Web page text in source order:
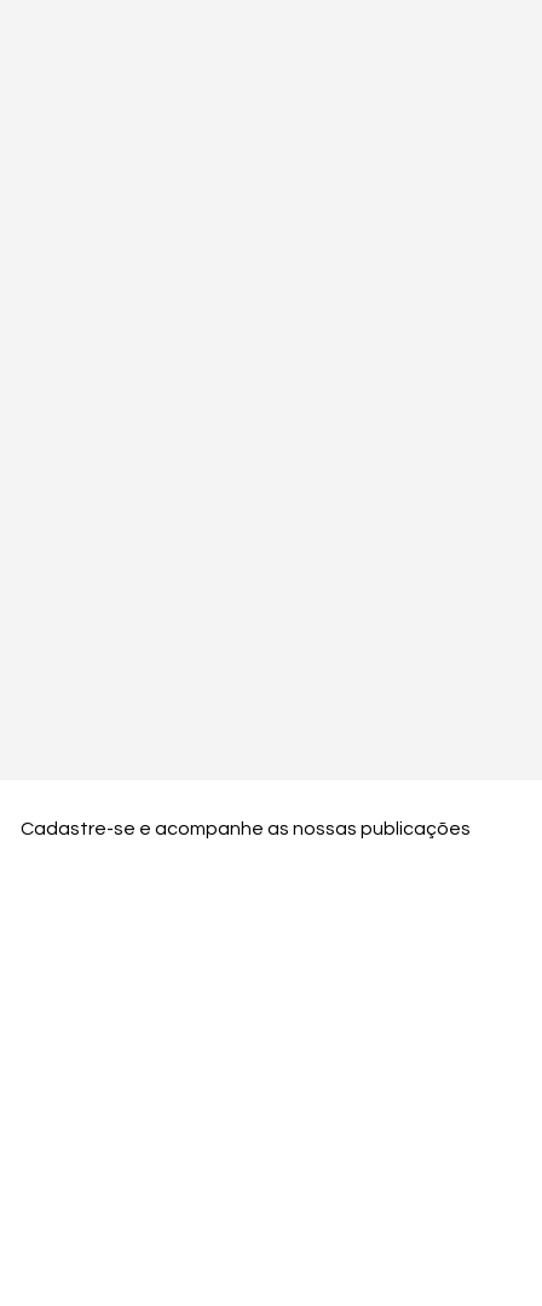
Cadastre-se e acompanhe as nossas publicações